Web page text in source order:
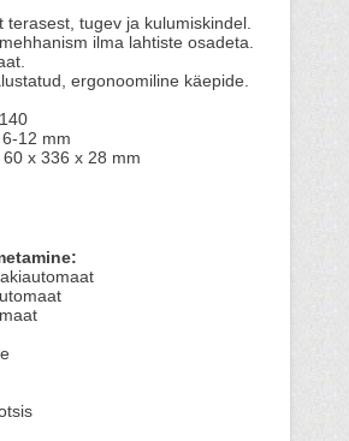
terasest, tugev ja kulumiskindel.
ilma lahtiste osadeta.
ergonoomiline käepide.
12 mm
336 x 28 mm